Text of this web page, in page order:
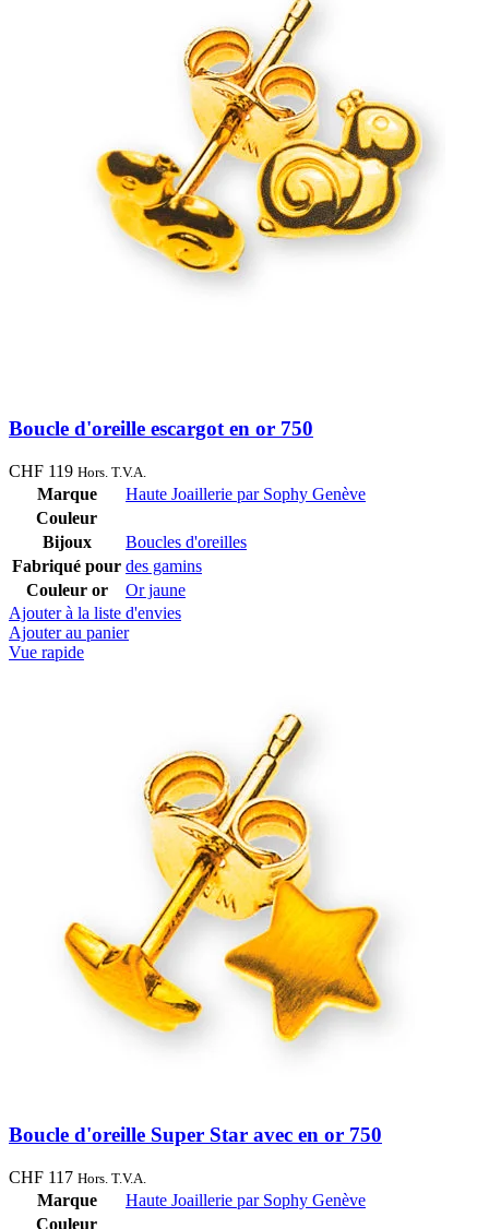
Boucle d'oreille escargot en or 750
CHF 119 Hors. T.V.A.
Marque
Haute Joaillerie par Sophy Genève
Couleur
Bijoux
Boucles d'oreilles
Fabriqué pour des gamins
Couleur or
Or jaune
Ajouter à la liste d'envies
Ajouter au panier
Vue rapide
Boucle d'oreille Super Star avec en or 750
CHF 117 Hors. T.V.A.
Marque
Haute Joaillerie par Sophy Genève
Couleur